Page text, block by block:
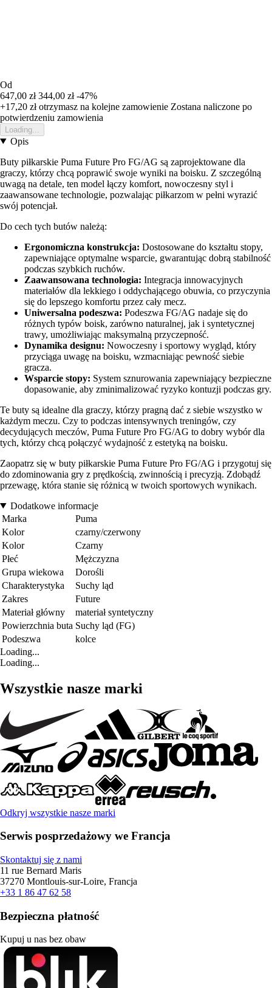
Od
647,00 zł 344,00 zł -47%
+17,20 złotrzymasz na kolejne zamowienie Zostana naliczone po
potwierdzeniu zamowienia
Loading...
Opis
Buty piłkarskie Puma Future Pro FG/AG są zaprojektowane dla
graczy, którzy chcą poprawić swoje wyniki na boisku. Z szczególną
uwagą na detale, ten model łączy komfort, nowoczesny styl i
zaawansowane technologie, pozwalając piłkarzom w pełni wyrazić
swój potencjał.
Do cech tych butów należą:
Ergonomiczna konstrukcja: Dostosowane do kształtu stopy,
zapewniające optymalne wsparcie, gwarantując dobrą stabilność
podczas szybkich ruchów.
Zaawansowana technologia: Integracja innowacyjnych
materiałów dla lekkiego i oddychającego obuwia, co przyczynia
się do lepszego komfortu przez cały mecz.
Uniwersalna podeszwa: Podeszwa FG/AG nadaje się do
różnych typów boisk, zarówno naturalnej, jak i syntetycznej
trawy, umożliwiając maksymalną przyczepność.
Dynamika designu: Nowoczesny i sportowy wygląd, który
przyciąga uwagę na boisku, wzmacniając pewność siebie
gracza.
Wsparcie stopy: System sznurowania zapewniający bezpieczne
dopasowanie, aby zminimalizować ryzyko kontuzji podczas gry.
Te buty są idealne dla graczy, którzy pragną dać z siebie wszystko w
każdym meczu. Czy to podczas intensywnych treningów, czy
decydujących meczów, Puma Future Pro FG/AG to dobry wybór dla
tych, którzy chcą połączyć wydajność z estetyką na boisku.
Zaopatrz się w buty piłkarskie Puma Future Pro FG/AG i przygotuj się
do zdominowania gry z prędkością, zwinnością i precyzją. Zdobądź
przewagę, która stanie się różnicą w twoich sportowych wynikach.
Dodatkowe informacje
Marka
Puma
Kolor
czarny/czerwony
Kolor
Czarny
Płeć
Mężczyzna
Grupa wiekowa
Dorośli
Charakterystyka
Suchy ląd
Zakres
Future
Materiał główny
materiał syntetyczny
Powierzchnia buta Suchy ląd (FG)
Podeszwa
kolce
Loading...
Loading...
Wszystkie nasze marki
Odkryj wszystkie nasze marki
Serwis posprzedażowy we Francja
Skontaktuj się z nami
11 rue Bernard Maris
37270 Montlouis-sur-Loire, Francja
+33 1 86 47 62 58
Bezpieczna płatność
Kupuj u nas bez obaw